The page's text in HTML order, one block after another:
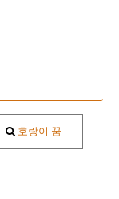
호랑이 꿈